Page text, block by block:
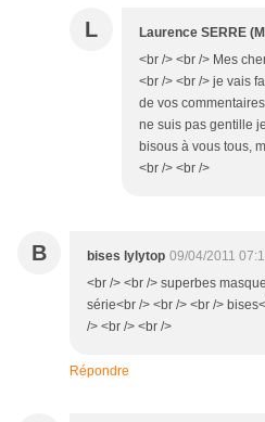
L Laurence SERRE
<br /> <br /> Mes
<br /> <br /> je vais
de vos
ne suis pas gentille
bisous à vous tous,
<br /> <br />
B bises lylytop 09/04/2011
<br /> <br /> superbes
série<br /> <br /> <br />
/> <br /> <br />
Répondre